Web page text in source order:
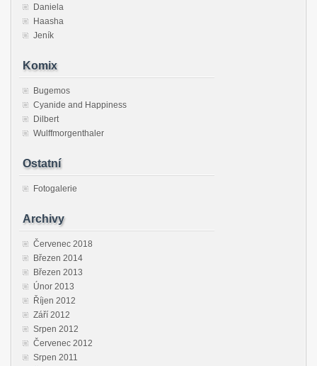
Daniela
Haasha
Jeník
Komix
Bugemos
Cyanide and Happiness
Dilbert
Wulffmorgenthaler
Ostatní
Fotogalerie
Archivy
Červenec 2018
Březen 2014
Březen 2013
Únor 2013
Říjen 2012
Září 2012
Srpen 2012
Červenec 2012
Srpen 2011